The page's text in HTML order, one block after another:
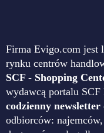
Firma Evigo.com jest
rynku centrów
SCF - Shopping
wydawcą portalu
codzienny newsletter
odbiorców: